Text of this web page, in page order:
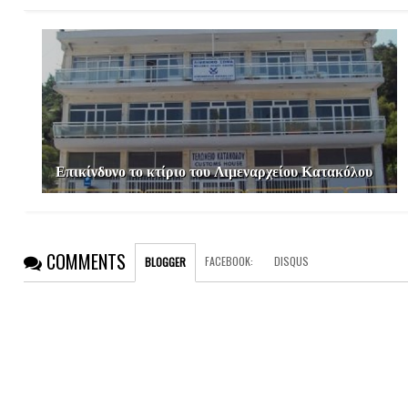
Επικίνδυνο το κτίριο του Λιμεναρχείου Κατακόλου
COMMENTS BLOGGER FACEBOOK: DISQUS